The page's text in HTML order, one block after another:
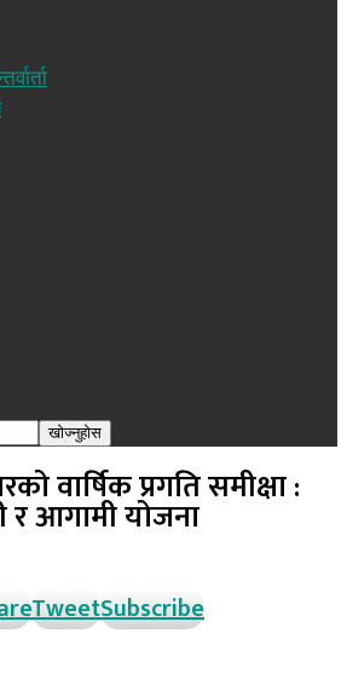
वार्षिक प्रगति समीक्षा :
र आगामी योजना
TweetSubscribe